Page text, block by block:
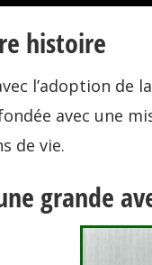
histoire
l’adoption de la
avec une
de vie.
grande